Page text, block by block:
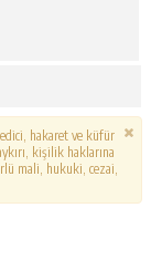
hakaret ve küfür
kişilik haklarına
mali, hukuki, cezai,